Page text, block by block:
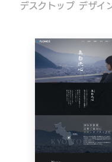
デスクトップ デザイ